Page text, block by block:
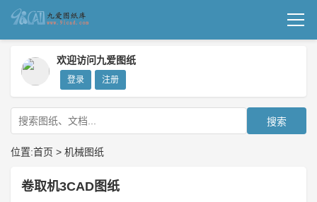
机械图纸
成套图纸
技术文档
我要上传
欢迎访问九爱图纸
登录 注册
搜索
位置:首页 > 机械图纸
卷取机3CAD图纸